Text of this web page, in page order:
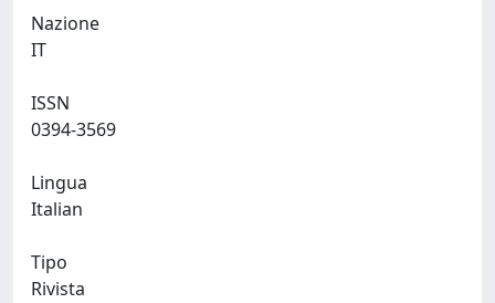
Nazione
ISSN
Lingua
Tipo
Rivista